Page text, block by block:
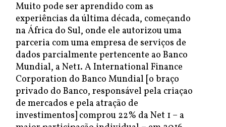
Muito pode ser aprendido com as
experiências da última década, começando
na África do Sul, onde ele autorizou uma
parceria com uma empresa de serviços de
dados parcialmente pertencente ao Banco
Mundial, a Net1. A International Finance
Corporation do Banco Mundial [o braço
privado do Banco, responsável pela criaçao
de mercados e pela atração de
investimentos] comprou 22% da Net 1 – a